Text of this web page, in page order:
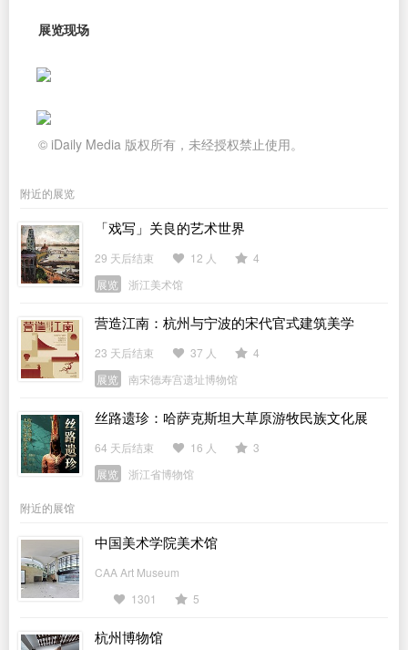
展览现场
© iDaily Media 版权所有，未经授权禁止使用。
附近的展览
「戏写」关良的艺术世界
29 天后结束 12 人
4
展览
浙江美术馆
营造江南：杭州与宁波的宋代官式建筑美学
23 天后结束 37 人
4
展览
南宋德寿宫遗址博物馆
丝路遗珍：哈萨克斯坦大草原游牧民族文化展
64 天后结束 16 人
3
展览
浙江省博物馆
附近的展馆
中国美术学院美术馆
CAA Art Museum
1301
5
杭州博物馆